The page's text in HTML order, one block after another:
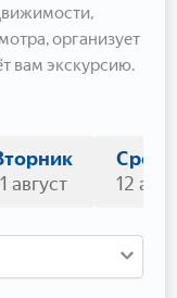
организует
вам экскурсию.
август
Среда
12